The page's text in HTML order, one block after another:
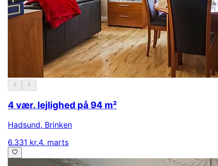
4 vær. lejlighed på 94 m²
Hadsund, Brinken
6.331 kr.4. marts